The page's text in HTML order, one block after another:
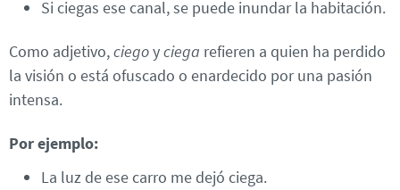
Si ciegas ese canal, se puede inundar la habitación.
Como adjetivo,ciegoyciega refieren a quien ha perdido
la visión o está ofuscado o enardecido por una pasión
intensa.
Por ejemplo:
La luz de ese carro me dejó ciega.